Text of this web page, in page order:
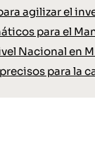
agilizar el
para el
Nacional en
para la